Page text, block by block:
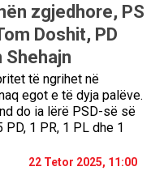
zgjedhore, PS
Doshit, PD
Shehajn
të ngrihet në
egot e të dyja palëve.
do ia lërë PSD-së së
1 PR, 1 PL dhe 1
22 Tetor 2025, 11:00